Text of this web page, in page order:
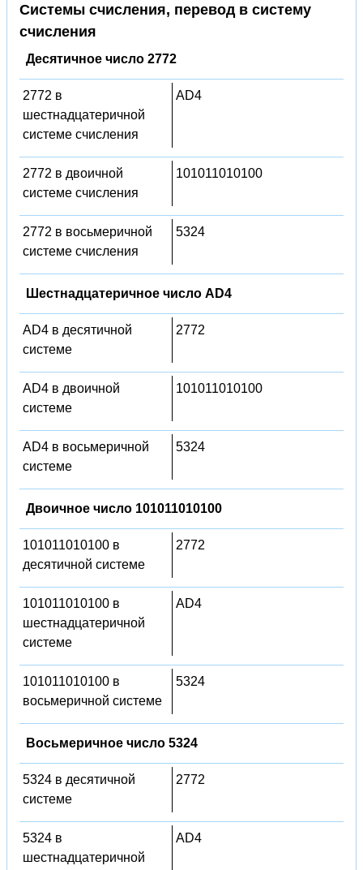
Системы счисления, перевод в систему
счисления
Десятичное число 2772
2772 в
шестнадцатеричной
системе счисления
AD4
2772 в двоичной
системе счисления
101011010100
2772 в восьмеричной
системе счисления
5324
Шестнадцатеричное число AD4
AD4 в десятичной
системе
2772
AD4 в двоичной
системе
101011010100
AD4 в восьмеричной
системе
5324
Двоичное число 101011010100
101011010100 в
десятичной системе
2772
101011010100 в
шестнадцатеричной
системе
AD4
101011010100 в
восьмеричной системе
5324
Восьмеричное число 5324
5324 в десятичной
системе
2772
5324 в
шестнадцатеричной
AD4